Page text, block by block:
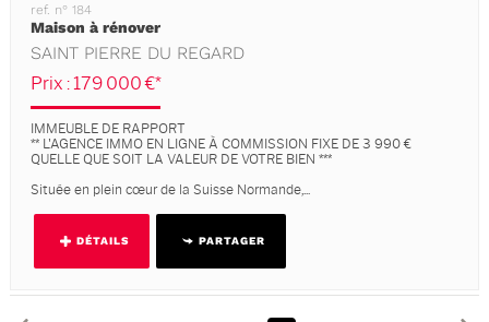
ref. n° 184
Maison à rénover
SAINT PIERRE DU REGARD
Prix : 179 000 €*
IMMEUBLE DE RAPPORT
** L'AGENCE IMMO EN LIGNE À COMMISSION FIXE DE 3 990 €
QUELLE QUE SOIT LA VALEUR DE VOTRE BIEN ***
Située en plein cœur de la Suisse Normande,...
DÉTAILS PARTAGER